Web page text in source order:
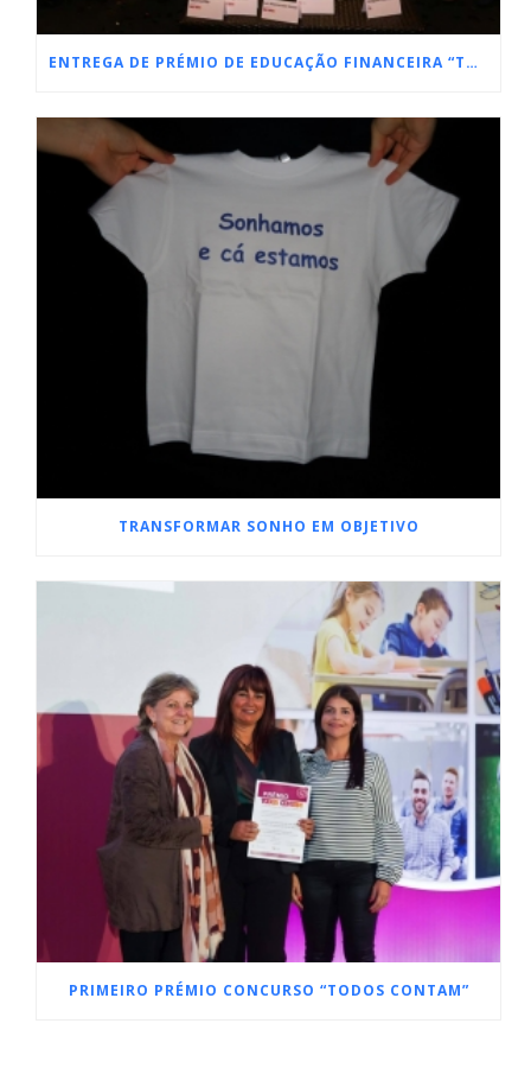
ENTREGA DE PRÉMIO DE EDUCAÇÃO FINANCEIRA “TODOS CONTAM”
TRANSFORMAR SONHO EM OBJETIVO
PRIMEIRO PRÉMIO CONCURSO “TODOS CONTAM”